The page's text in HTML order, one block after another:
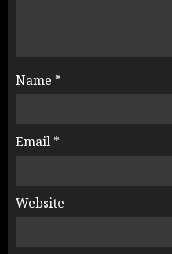
Name *
Email *
Website